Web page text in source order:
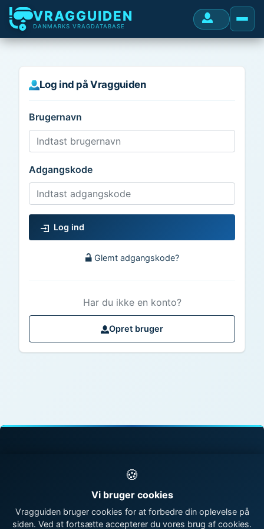
VRAGGUIDEN
DANMARKS VRAGDATABASE
Log ind på Vragguiden
Brugernavn
Adgangskode
Log ind
Glemt adgangskode?
Har du ikke en konto?
Opret bruger
vragdatabase
| Om Vragguiden
🍪
Vi bruger cookies
Vragguiden bruger cookies for at forbedre din oplevelse på
siden. Ved at fortsætte accepterer du vores brug af cookies.